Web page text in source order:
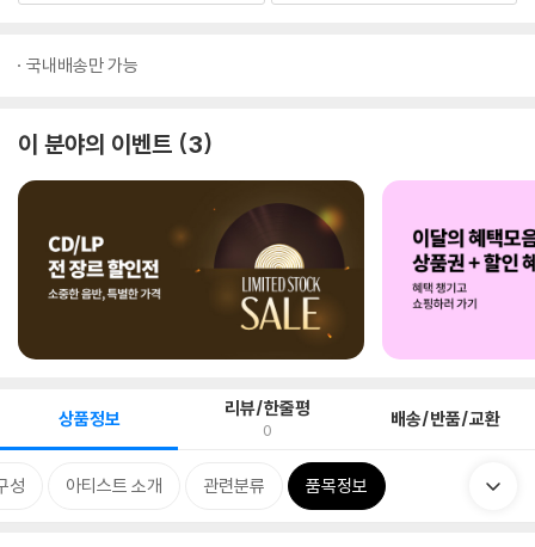
국내배송만 가능
이 분야의 이벤트 3
상품정보 리뷰/한줄평
0 배송/반품/교환
성 아티스트 소개 관련분류 품목정보